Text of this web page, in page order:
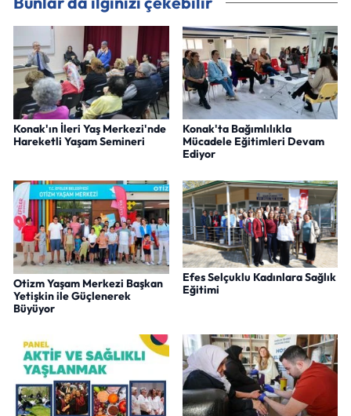
Konak'ın İleri Yaş Merkezi'nde
Hareketli Yaşam Semineri
Konak'ta Bağımlılıkla
Mücadele Eğitimleri Devam
Ediyor
Otizm Yaşam Merkezi Başkan
Yetişkin ile Güçlenerek
Büyüyor
Efes Selçuklu Kadınlara Sağlık
Eğitimi